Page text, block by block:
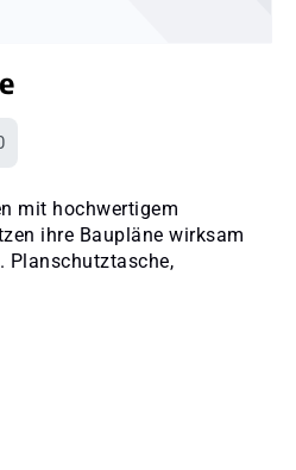
mit hochwertigem
ihre Baupläne wirksam
Planschutztasche,